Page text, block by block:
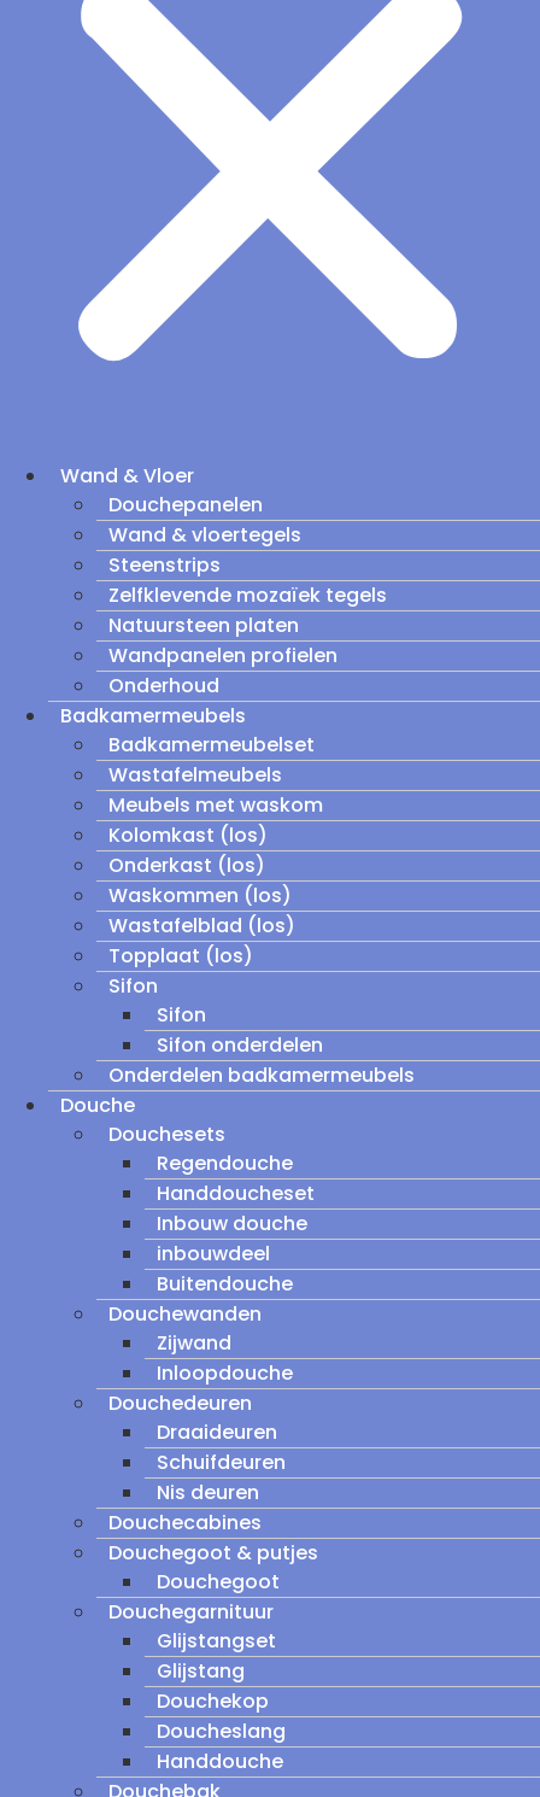
Wand & Vloer
Douchepanelen
Wand & vloertegels
Steenstrips
Zelfklevende mozaïek tegels
Natuursteen platen
Wandpanelen profielen
Onderhoud
Badkamermeubels
Badkamermeubelset
Wastafelmeubels
Meubels met waskom
Kolomkast (los)
Onderkast (los)
Waskommen (los)
Wastafelblad (los)
Topplaat (los)
Sifon
Sifon
Sifon onderdelen
Onderdelen badkamermeubels
Douche
Douchesets
Regendouche
Handdoucheset
Inbouw douche
inbouwdeel
Buitendouche
Douchewanden
Zijwand
Inloopdouche
Douchedeuren
Draaideuren
Schuifdeuren
Nis deuren
Douchecabines
Douchegoot & putjes
Douchegoot
Douchegarnituur
Glijstangset
Glijstang
Douchekop
Doucheslang
Handdouche
Douchebak